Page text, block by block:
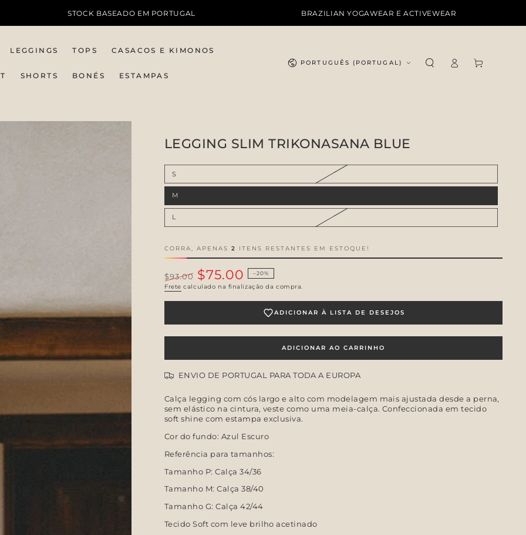
STOCK BASEADO EM PORTUGAL BRAZILIAN YOGAWEAR E ACTIVEWEAR
LEGGINGS TOPS CASACOS E KIMONOS
SHORTS BONÉS ESTAMPAS
IdiomaPORTUGUÊS (PORTUGAL)
sessão
Carrinho
LEGGING SLIM TRIKONASANA BLUE
S
M
L
CORRA, APENAS 2 ITENS RESTANTES EM ESTOQUE!
Preço
$93.00
Preço
$75.00 –20%
Frete calculado na finalização da compra.
ADICIONAR À LISTA DE DESEJOS
ADICIONAR AO CARRINHO
ENVIO DE PORTUGAL PARA TODA A EUROPA
Calça legging com cós largo e alto com modelagem mais ajustada desde a perna,
sem elástico na cintura, veste como uma meia-calça. Confeccionada em tecido
soft shine com estampa exclusiva.
Cor do fundo: Azul Escuro
Referência para tamanhos:
Tamanho P: Calça 34/36
Tamanho M: Calça 38/40
Tamanho G: Calça 42/44
Tecido Soft com leve brilho acetinado